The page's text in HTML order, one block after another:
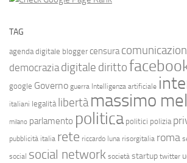
TAG
agenda digitale blogger censura
democrazia digitale diritto
google Governo guerra Intelligenza artificiale
italiani legalità libertà massimo
milano parlamento politica politici polizia
pubblicità italia rete riccardo luna risorgitalia roma
social social network società startup twitter